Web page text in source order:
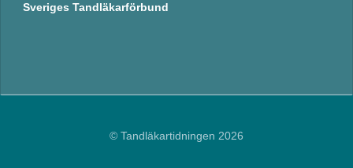
Sveriges Tandläkarförbund
© Tandläkartidningen 2026